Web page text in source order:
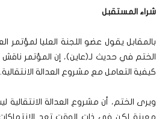
شراء المستقبل
بالمقابل يقول عضو اللجنة العليا لمؤتمر
كيفية التعامل مع مشروع العدالة الانتقالية.
ويرى الختم، أن مشروع العدالة
معينة لكن في ذات الوقت تعد